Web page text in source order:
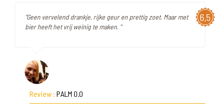
6,5
"Geen vervelend drankje, rijke geur en prettig zoet. Maar met
bier heeft het vrij weinig te maken. "
Review : PALM 0.0